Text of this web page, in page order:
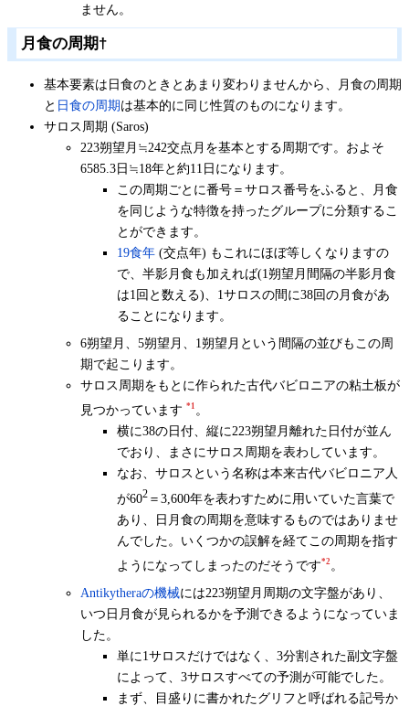
ません。
月食の周期†
基本要素は日食のときとあまり変わりませんから、月食の周期
と 日食の周期は基本的に同じ性質のものになります。
サロス周期 (Saros)
223朔望月≒242交点月を基本とする周期です。およそ
6585.3日≒18年と約11日になります。
この周期ごとに番号＝サロス番号をふると、月食
を同じような特徴を持ったグループに分類するこ
とができます。
19食年 (交点年) もこれにほぼ等しくなりますの
で、半影月食も加えれば(1朔望月間隔の半影月食
は1回と数える)、1サロスの間に38回の月食があ
ることになります。
6朔望月、5朔望月、1朔望月という間隔の並びもこの周
期で起こります。
サロス周期をもとに作られた古代バビロニアの粘土板が
見つかっています *1 。
横に38の日付、縦に223朔望月離れた日付が並ん
でおり、まさにサロス周期を表わしています。
なお、サロスという名称は本来古代バビロニア人
が602 ＝3,600年を表わすために用いていた言葉で
あり、日月食の周期を意味するものではありませ
んでした。いくつかの誤解を経てこの周期を指す
ようになってしまったのだそうです*2 。
Antikytheraの機械には223朔望月周期の文字盤があり、
いつ日月食が見られるかを予測できるようになっていま
した。
単に1サロスだけではなく、3分割された副文字盤
によって、3サロスすべての予測が可能でした。
まず、目盛りに書かれたグリフと呼ばれる記号か